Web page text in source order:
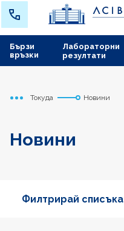
Лабораторни
резултати
Бързи
връзки
Начало
Токуда Новини
Новини
Филтрирай списъка